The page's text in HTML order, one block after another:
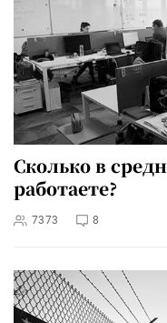
Сколько в
работаете?
7373 8